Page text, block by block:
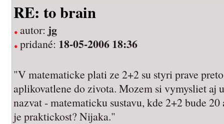
RE: to brain
autor: jg
pridané: 18-05-2006 18:36
"V matematicke plati ze 2+2 su styri prave
aplikovatlene do zivota. Mozem si vymysliet aj
nazvat - matematicku sustavu, kde 2+2 bude
je praktickost? Nijaka."